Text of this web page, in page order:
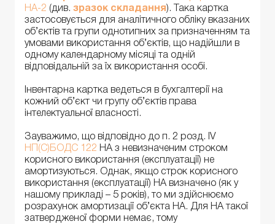
НА-2 (див. зразок складання). Така картка
застосовується для аналітичного обліку вказаних
об’єктів та групи однотипних за призначенням та
умовами використання об’єктів, що надійшли в
одному календарному місяці та одній
відповідальній за їх використання особі.
Інвентарна картка ведеться в бухгалтерії на
кожний об’єкт чи групу об’єктів права
інтелектуальної власності.
Зауважимо, що відповідно до п. 2 розд. IV
НП(С)БОДС 122 НА з невизначеним строком
корисного використання (експлуатації) не
амортизуються. Однак, якщо строк корисного
використання (експлуатації) НА визначено (як у
нашому прикладі – 5 років), то ми здійснюємо
розрахунок амортизації об’єкта НА. Для НА такої
затвердженої форми немає, тому